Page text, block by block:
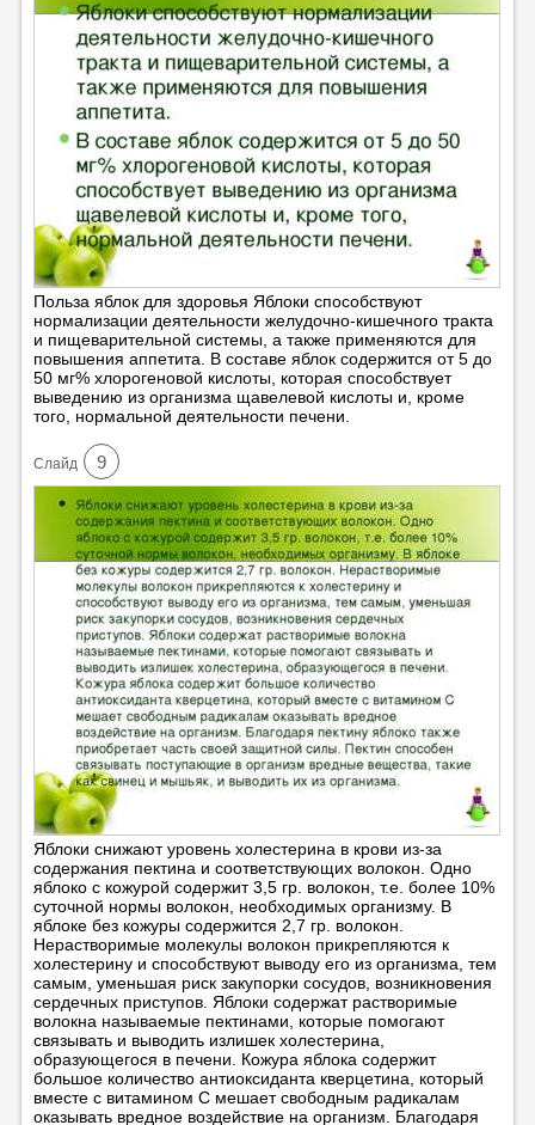
Польза яблок для здоровья Яблоки способствуют
нормализации деятельности желудочно-кишечного тракта
и пищеварительной системы, а также применяются для
повышения аппетита. В составе яблок содержится от 5 до
50 мг% хлорогеновой кислоты, которая способствует
выведению из организма щавелевой кислоты и, кроме
того, нормальной деятельности печени.
Cлайд 9
Яблоки снижают уровень холестерина в крови из-за
содержания пектина и соответствующих волокон. Одно
яблоко с кожурой содержит 3,5 гр. волокон, т.е. более 10%
суточной нормы волокон, необходимых организму. В
яблоке без кожуры содержится 2,7 гр. волокон.
Нерастворимые молекулы волокон прикрепляются к
холестерину и способствуют выводу его из организма, тем
самым, уменьшая риск закупорки сосудов, возникновения
сердечных приступов. Яблоки содержат растворимые
волокна называемые пектинами, которые помогают
связывать и выводить излишек холестерина,
образующегося в печени. Кожура яблока содержит
большое количество антиоксиданта кверцетина, который
вместе с витамином С мешает свободным радикалам
оказывать вредное воздействие на организм. Благодаря